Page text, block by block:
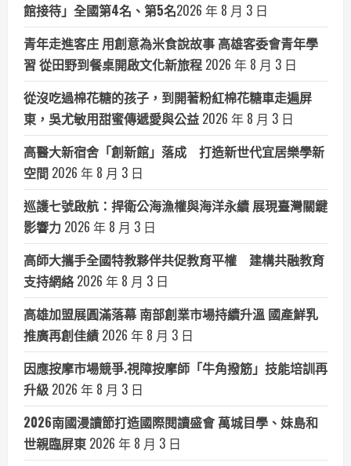
館接待」全國第4名、第5名​2026 年 8 月 3 日
青年走進客庄 用創意為米食說故事 高雄客委會青年學
習 從田野到餐桌開啟文化新旅程 2026 年 8 月 3 日
從沒吃過棉花糖的孩子，到開著粉紅棉花糖車走遍屏
東，吳尤敏用甜蜜傳遞愛與公益 2026 年 8 月 3 日
高醫大新宿舍「創新館」落成 打造新世代宜居樂學新
空間 2026 年 8 月 3 日
巡護七號啟航：捍衛公海漁權與海洋永續 展現臺灣關鍵
影響力 2026 年 8 月 3 日
高師大攜手全國特教夥伴共促教育平權 建構共融教育
支持網絡 2026 年 8 月 3 日
高雄加盟展圓滿落幕 南部創業市場持續升溫 國產鮮乳
推廣再創佳績 2026 年 8 月 3 日
因應按摩市場競爭.視障按摩師「牛角撥筋」技能培訓再
升級 2026 年 8 月 3 日
2026南國漫讀節打造國際閱讀盛會 萬城目學、妹島和
世親臨屏東 2026 年 8 月 3 日